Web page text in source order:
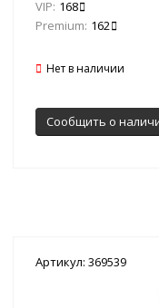
VIP: 168
Premium: 162
Нет в наличии
Сообщить о
Артикул: 369539